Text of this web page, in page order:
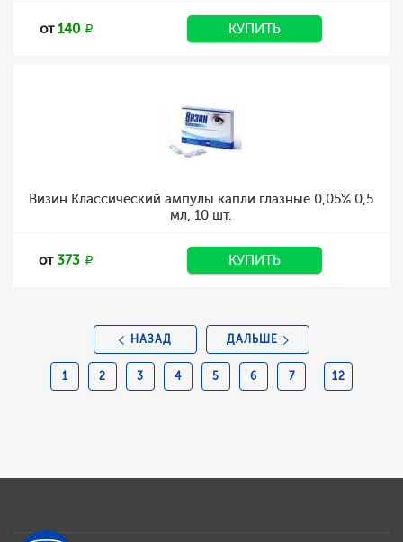
от140 КУПИТЬ
Визин Классический ампулы капли глазные 0,05% 0,5
мл, 10 шт.
от373 КУПИТЬ
НАЗАД
1 2 3 4 5 6 7 12
ДАЛЬШЕ